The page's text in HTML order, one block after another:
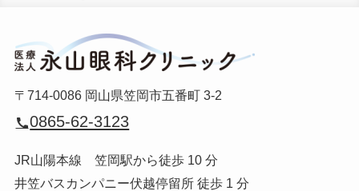
〒714-0086 岡山県笠岡市五番町 3-2
0865-62-3123
JR山陽本線 笠岡駅から徒歩 10 分
井笠バスカンパニー伏越停留所 徒歩 1 分